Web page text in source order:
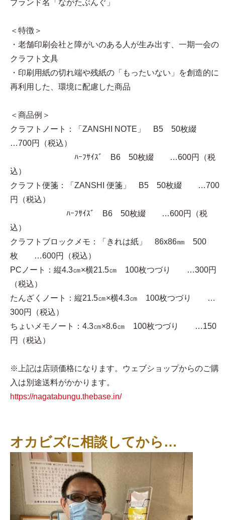
ブランド名「ながたぶんぐ」
＜特徴＞
・老舗印刷会社と障がいのある人が生み出す、一期一会の
クラフト文具
・印刷用紙の切れ端や残紙の「もったいない」を創造的に
再利用した、環境に配慮した商品
＜商品例＞
クラフトノート：「ZANSHI NOTE」 B5 50枚綴
…700円（税込）
ﾊｰﾌｻｲｽﾞ B6 50枚綴 …600円（税
込）
クラフト便箋：「ZANSHI 便箋」 B5 50枚綴 …700
円（税込）
ﾊｰﾌｻｲｽﾞ B6 50枚綴 …600円（税
込）
クラフトブロックメモ：「きれは紙」 86x86㎜ 500
枚 …600円（税込）
PCノート：縦4.3㎝×横21.5㎝ 100枚つづり …300円
（税込）
たんざくノート：縦21.5㎝×横4.3㎝ 100枚つづり …
300円（税込）
ちょいメモノート：4.3㎝×8.6㎝ 100枚つづり …150
円（税込）
※上記は店頭価格になります。ウェブショップからのご購
入は別途送料がかかります。
https://nagatabungu.thebase.in/
オカビズに相談してから…